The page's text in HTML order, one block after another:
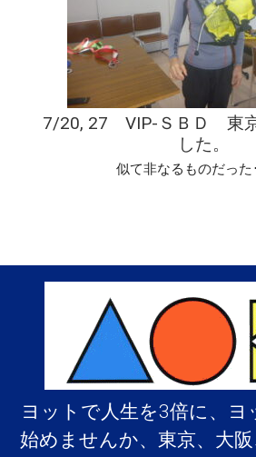
7/20, 27 VIP-ＳＢＤ 東京
した。
似て非なるものだった
ヨットで人生を3倍に、
始めませんか、東京、大